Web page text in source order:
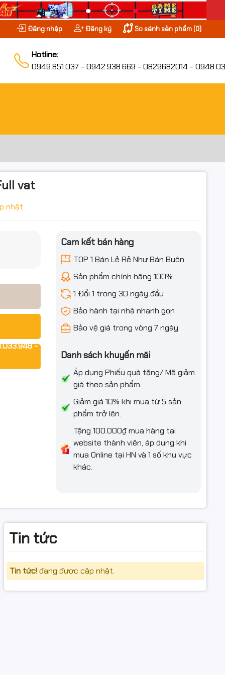
Đăng nhập Đăng ký So sánh sản phẩm (0)
Hotline:
0949.851.037 - 0942.938.669 - 0829682014 -
vat
nhật
-
Cam kết bán hàng
TOP 1 Bán Lẻ Rẻ Như Bán Buôn
Sản phẩm chính hãng 100%
1 Đổi 1 trong 30 ngày đầu
Bảo hành tại nhà nhanh gọn
Bảo vệ giá trong vòng 7 ngày
Danh sách khuyến mãi
Áp dụng Phiếu quà tặng/ Mã giảm
giá theo sản phẩm.
Giảm giá 10% khi mua từ 5 sản
phẩm trở lên.
Tặng 100.000₫ mua hàng tại
website thành viên, áp dụng khi
mua Online tại HN và 1 số khu vực
khác.
Tin tức
Tin tức!đang được cập nhật.
ràng.
ưu đãi